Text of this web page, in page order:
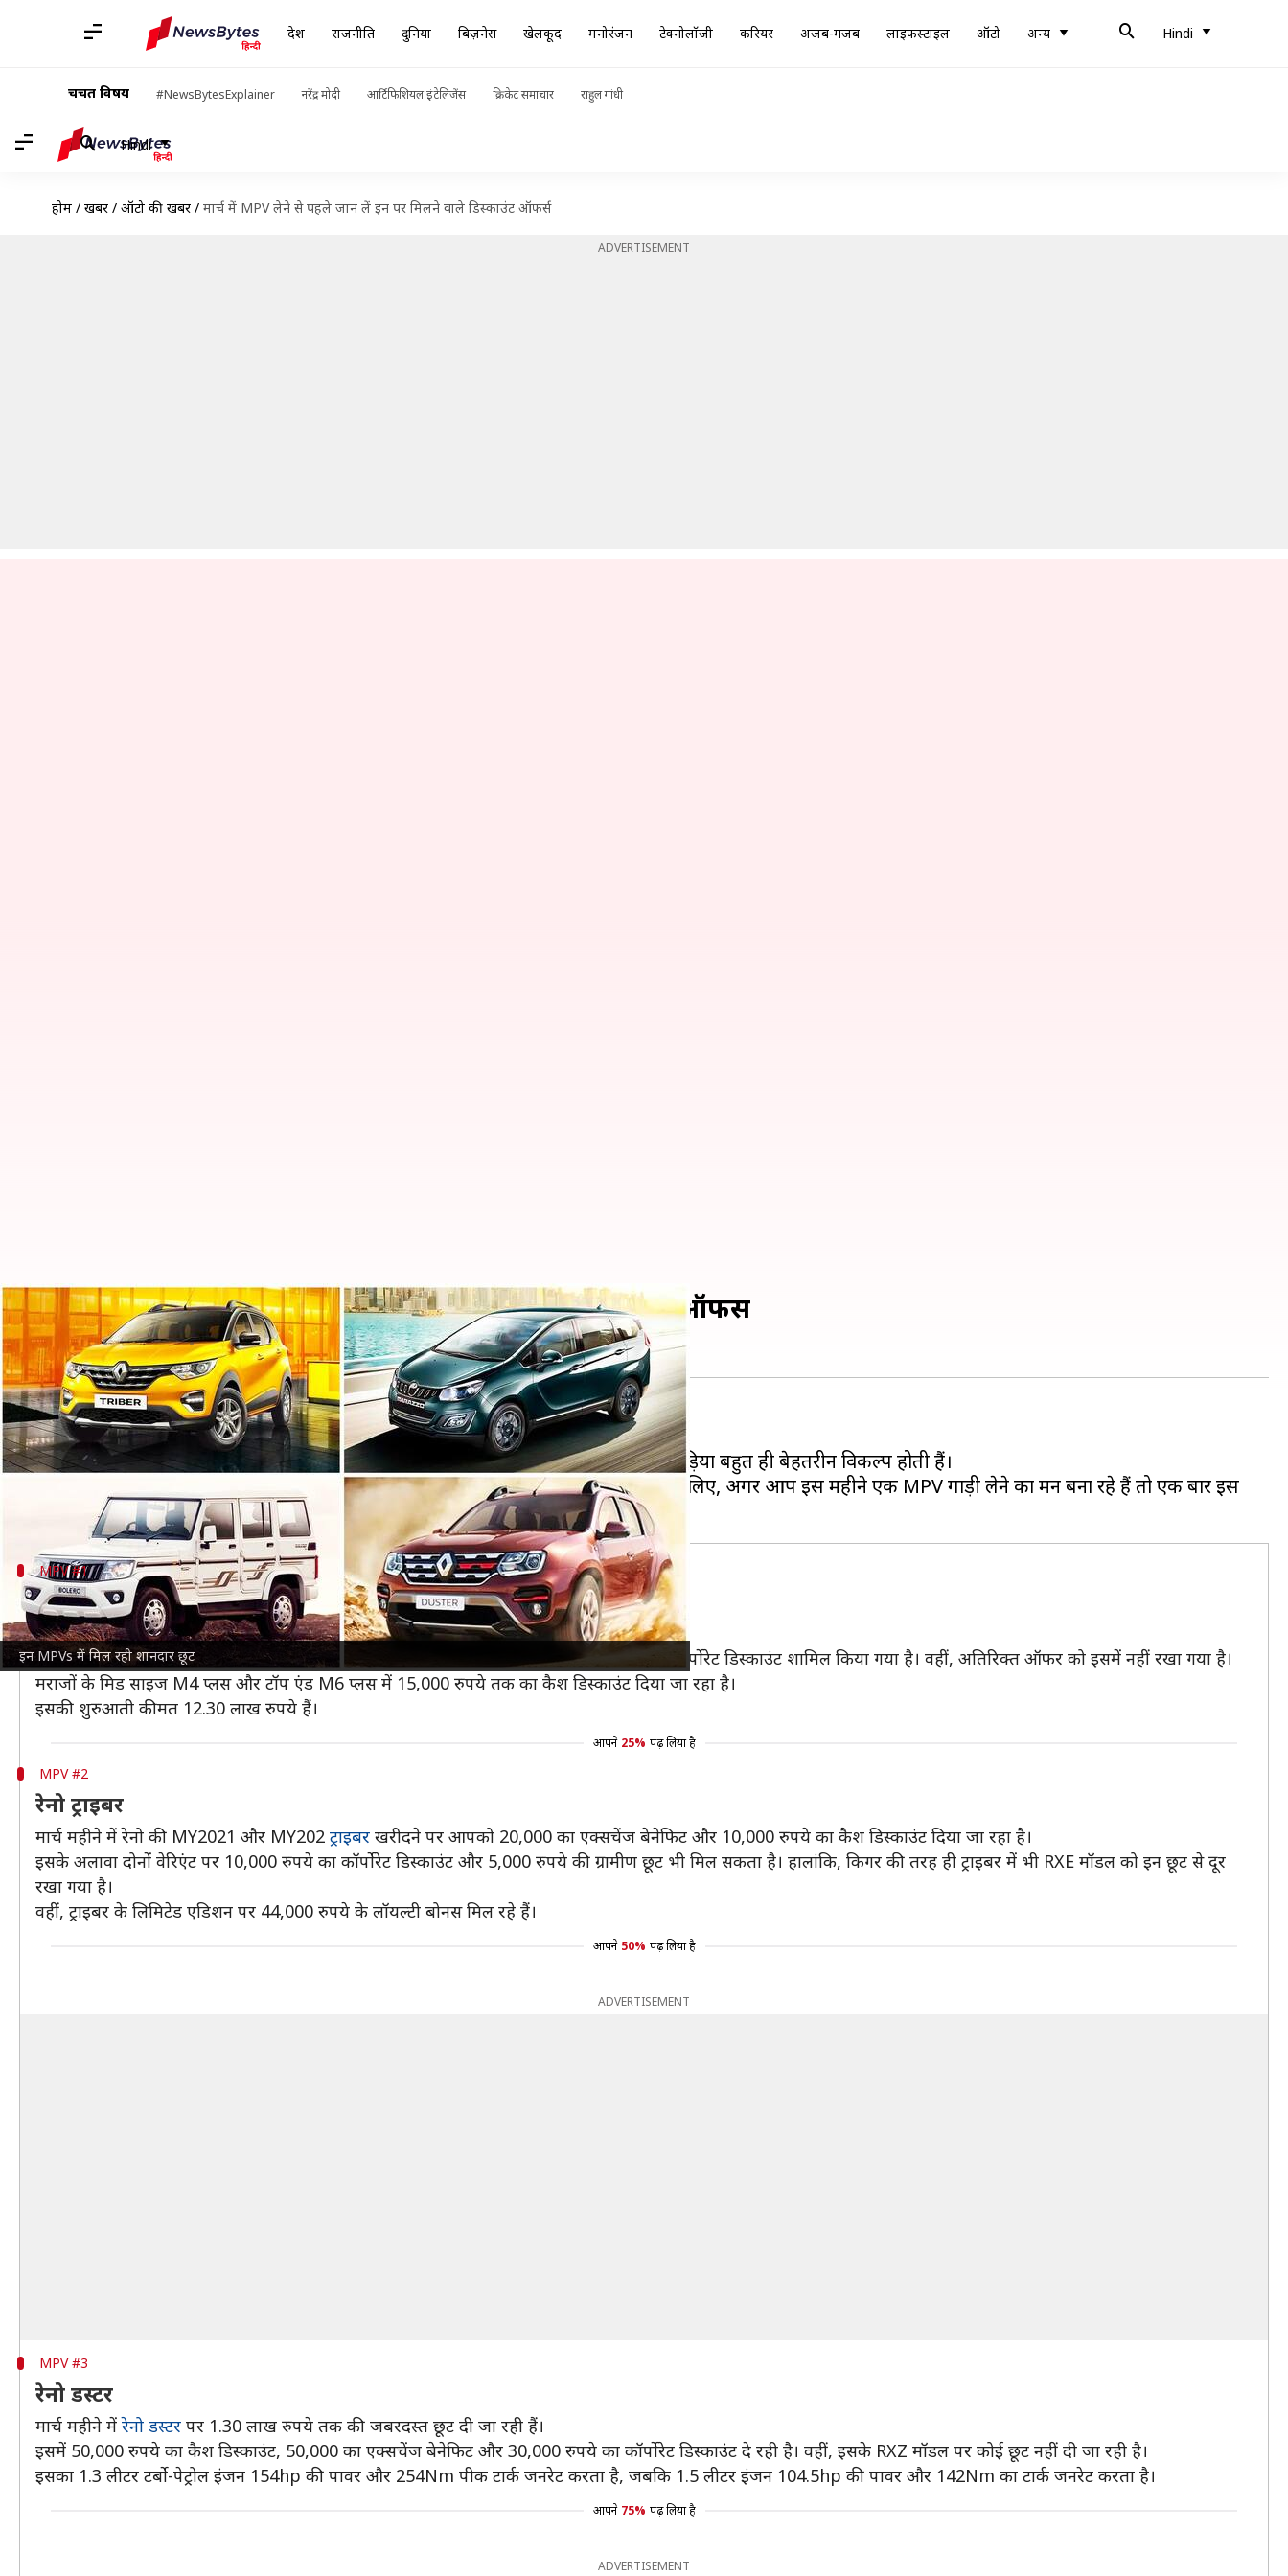
देश राजनीति दुनिया बिज़नेस खेलकूद मनोरंजन टेक्नोलॉजी करियर अजब-गजब लाइफस्टाइल ऑटो अन्य Hindi
चर्चित विषय #NewsBytesExplainer नरेंद्र मोदी आर्टिफिशियल इंटेलिजेंस क्रिकेट समाचार राहुल गांधी
Hindi
होम / खबरें / ऑटो की खबरें / मार्च में MPV लेने से पहले जान लें इन पर मिलने वाले डिस्काउंट ऑफर्स
ADVERTISEMENT
इन MPVs में मिल रही शानदार छूट
मार्च में MPV लेने से पहले जान लें इन पर मिलने वाले डिस्काउंट ऑफर्स
लेखन सोनाली सिंह Mar 14, 2022 12:35 pm
क्या है खबर?
इन दिनों भारत में MPVs गाड़ियों को काफी पसंद किया जा रहा है।
अगर आप अधिक लोगों, ज्यादा स्पेस, बहुत सारे सामान के साथ यात्रा करना पसंद करते हैं तो ये गाड़ियों बहुत ही बेहतरीन विकल्प होती हैं।
कंपनियां अपनी MPVs पर शानदार छूट और ऑफर्स दे रही हैं। इसलिए, अगर आप इस महीने एक MPV गाड़ी लेने का मन बना रहे हैं तो एक बार इस
MPV #1
महिंद्रा मराजो
महिंद्रा अपने मराजो मॉडल पर मार्च में कुल 40,200 रुपये तक का लाभ दे रही है।
इसमें 20,000 रुपये तक का कैश डिस्काउंट, 15,000 रुपये का एक्सचेंज बोनस और 5,200 रुपये का कॉर्पोरेट डिस्काउंट शामिल किया गया है। वहीं, अतिरिक्त ऑफर को इसमें नहीं रखा गया है।
मराजों के मिड साइज M4 प्लस और टॉप एंड M6 प्लस में 15,000 रुपये तक का कैश डिस्काउंट दिया जा रहा है।
इसकी शुरुआती कीमत 12.30 लाख रुपये हैं।
आपने 25% पढ़ लिया है
MPV #2
रेनो ट्राइबर
मार्च महीने में रेनो की MY2021 और MY202 ट्राइबर खरीदने पर आपको 20,000 का एक्सचेंज बेनेफिट और 10,000 रुपये का कैश डिस्काउंट दिया जा रहा है।
इसके अलावा दोनों वेरिएंट पर 10,000 रुपये का कॉर्पोरेट डिस्काउंट और 5,000 रुपये की ग्रामीण छूट भी मिल सकता है। हालांकि, किगर की तरह ही ट्राइबर में भी RXE मॉडल को इन छूट से दूर
रखा गया है।
वहीं, ट्राइबर के लिमिटेड एडिशन पर 44,000 रुपये के लॉयल्टी बोनस मिल रहे हैं।
आपने 50% पढ़ लिया है
ADVERTISEMENT
MPV #3
रेनो डस्टर
मार्च महीने मेंरेनो डस्टर पर 1.30 लाख रुपये तक की जबरदस्त छूट दी जा रही हैं।
इसमें 50,000 रुपये का कैश डिस्काउंट, 50,000 का एक्सचेंज बेनेफिट और 30,000 रुपये का कॉर्पोरेट डिस्काउंट दे रही है। वहीं, इसके RXZ मॉडल पर कोई छूट नहीं दी जा रही है।
इसका 1.3 लीटर टर्बो-पेट्रोल इंजन 154hp की पावर और 254Nm पीक टार्क जनरेट करता है, जबकि 1.5 लीटर इंजन 104.5hp की पावर और 142Nm का टार्क जनरेट करता है।
आपने 75% पढ़ लिया है
ADVERTISEMENT